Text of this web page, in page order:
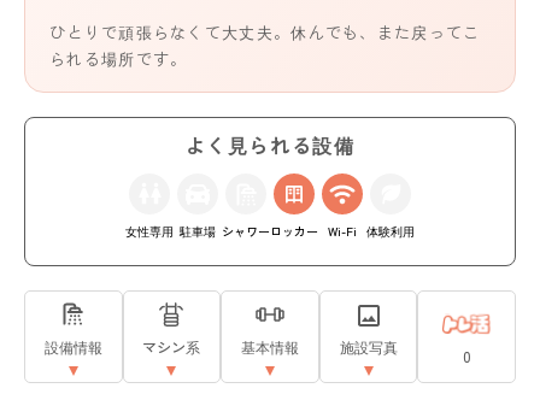
ひとりで頑張らなくて大丈夫。休んでも、また戻ってこ
られる場所です。
よく見られる設備
女性専用 駐車場 シャワー ロッカー Wi-Fi 体験利用
設備情報 マシン系 基本情報 施設写真 0